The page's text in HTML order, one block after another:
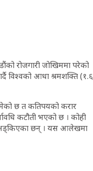
रोजगारी जोखिममा परेको
विश्वको आधा श्रमशक्ति (१.६
छ त कतिपयको करार
कटौती भएको छ । कोही
अड्किएका छन् । यस आलेखमा